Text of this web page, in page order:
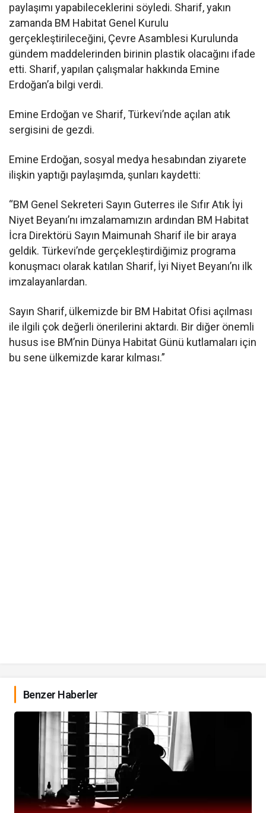
paylaşımı yapabileceklerini söyledi. Sharif, yakın
zamanda BM Habitat Genel Kurulu
gerçekleştirileceğini, Çevre Asamblesi Kurulunda
gündem maddelerinden birinin plastik olacağını ifade
etti. Sharif, yapılan çalışmalar hakkında Emine
Erdoğan’a bilgi verdi.
Emine Erdoğan ve Sharif, Türkevi’nde açılan atık
sergisini de gezdi.
Emine Erdoğan, sosyal medya hesabından ziyarete
ilişkin yaptığı paylaşımda, şunları kaydetti:
“BM Genel Sekreteri Sayın Guterres ile Sıfır Atık İyi
Niyet Beyanı’nı imzalamamızın ardından BM Habitat
İcra Direktörü Sayın Maimunah Sharif ile bir araya
geldik. Türkevi’nde gerçekleştirdiğimiz programa
konuşmacı olarak katılan Sharif, İyi Niyet Beyanı’nı ilk
imzalayanlardan.
Sayın Sharif, ülkemizde bir BM Habitat Ofisi açılması
ile ilgili çok değerli önerilerini aktardı. Bir diğer önemli
husus ise BM’nin Dünya Habitat Günü kutlamaları için
bu sene ülkemizde karar kılması.”
Benzer Haberler